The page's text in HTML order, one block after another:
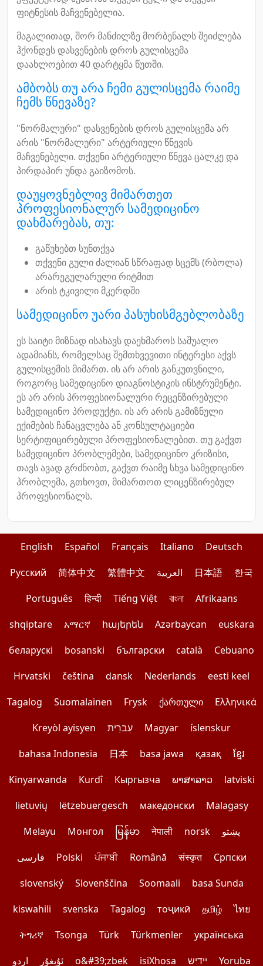
ფიტნესის მაჩვენებელია.
მაგალითად, შორ მანძილზე მორბენალს შეიძლება
ჰქონდეს დასვენების დროს გულისცემა
დაახლოებით 40 დარტყმა წუთში.
ამბობს თუ არა ჩემი გულისცემა რაიმე
ჩემს წნევაზე?
"ნორმალური" დასვენების დროს გულისცემა არ
არის "ნორმალური" არტერიული წნევის
მაჩვენებელი. თქვენი არტერიული წნევა ცალკე და
პირდაპირ უნდა გაიზომოს.
დაუყოვნებლივ მიმართეთ
პროფესიონალურ სამედიცინო
დახმარებას, თუ:
გაწუხებთ სუნთქვა
თქვენი გული ძალიან სწრაფად სცემს (რბოლა)
არარეგულარული რიტმით
არის ტკივილი მკერდში
სამედიცინო უარი პასუხისმგებლობაზე
ეს საიტი მიზნად ისახავს დაეხმაროს საშუალო
ადამიანს, რომელსაც შემთხვევითი ინტერესი აქვს
გულისცემის მიმართ. ის არ არის განკუთვნილი,
როგორც სამედიცინო დიაგნოსტიკის ინსტრუმენტი.
ეს არ არის პროფესიონალური რეცენზირებული
სამედიცინო პროდუქტი. ის არ არის გამიზნული
ექიმების ჩანაცვლება ან კონსულტაციები
სერტიფიცირებული პროფესიონალებით. თუ გაქვთ
სამედიცინო პრობლემები, სამედიცინო კრიზისი,
თავს ავად გრძნობთ, გაქვთ რაიმე სხვა სამედიცინო
პრობლემა, გთხოვთ, მიმართოთ ლიცენზირებულ
პროფესიონალს.
English Español Français Italiano
Deutsch
Pусский
简体中文 繁體中文 العربية 日本語
한국
Português
हिन्दी Tiếng Việt বাংলা
Afrikaans
shqiptare
አማርኛ հայերեն Azərbaycan
euskara
беларускі
bosanski български català
Cebuano
Hrvatski
čeština dansk Nederlands
eesti keel
Tagalog
Suomalainen Frysk ქართული
Ελληνικά
Kreyòl ayisyen
עִברִית Magyar
íslenskur
bahasa Indonesia
日本 basa jawa қазақ
ខ្មែរ
Kinyarwanda
Kurdî Кыргызча ພາສາລາວ
latviski
lietuvių
lëtzebuergesch македонски
Malagasy
Melayu
Монгол မြန်မာ नेपाली norsk
پښتو
فارسی
Polski ਪੰਜਾਬੀ Română संस्कृत
Српски
slovenský
Slovenščina Soomaali
basa Sunda
kiswahili
svenska Tagalog тоҷикӣ தமிழ்
ไทย
ትግሪኛ
Tsonga Türk Türkmenler
українська
اردو
ئۇيغۇر o&#39;zbek isiXhosa יידיש Yoruba